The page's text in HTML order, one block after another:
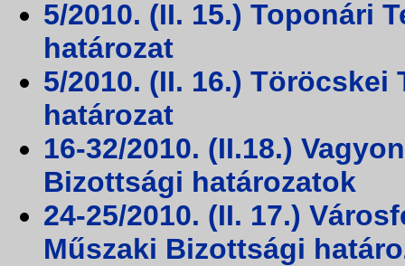
5/2010. (II. 15.) Toponári
határozat
5/2010. (II. 16.)
határozat
16-32/2010. (II.18.)
Bizottsági határozatok
24-25/2010. (II. 17.)
Műszaki Bizottsági